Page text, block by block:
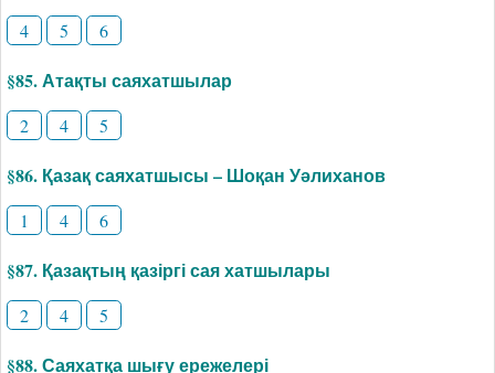
4 5 6
§85. Атақты саяхатшылар
2 4 5
§86. Қазақ саяхатшысы – Шоқан Уәлиханов
1 4 6
§87. Қазақтың қазіргі сая хатшылары
2 4 5
§88. Саяхатқа шығу ережелері